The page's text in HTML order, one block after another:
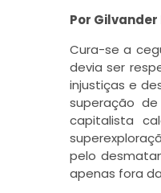
Por
Cura-se a
devia ser
injustiças e
superação
capitalista
pelo
apenas fora